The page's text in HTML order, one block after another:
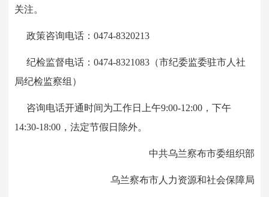
关注。
政策咨询电话：0474-8320213
纪检监督电话：0474-8321083（市纪委监委驻市人社
局纪检监察组）
咨询电话开通时间为工作日上午9:00-12:00，下午
14:30-18:00，法定节假日除外。
中共乌兰察布市委组织部
乌兰察布市人力资源和社会保障局